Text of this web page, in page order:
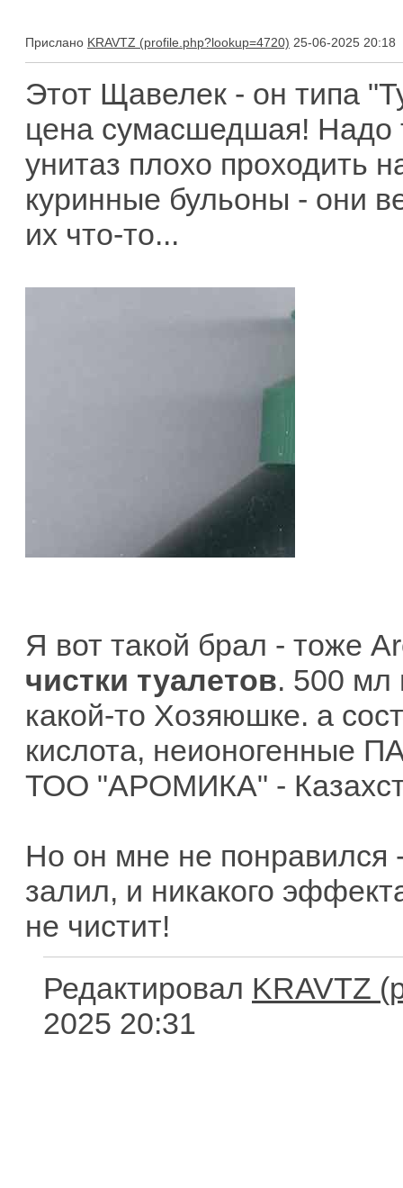
Прислано KRAVTZ 25-06-2025 20:18
Этот Щавелек - он типа
цена сумасшедшая! Надо
унитаз плохо проходить
куринные бульоны - они
их что-то...
Я вот такой брал - тоже
чистки туалетов. 500 мл
какой-то Хозяюшке. а
кислота, неионогенные
ТОО "АРОМИКА" -
Но он мне не понравился
залил, и никакого
не чистит!
Редактировал KRAVTZ
2025 20:31